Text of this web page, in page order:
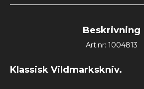
Beskrivning
Art.nr: 1004813
Klassisk Vildmarkskniv.